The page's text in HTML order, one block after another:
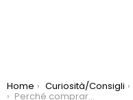
You are here:
Home Curiosità/Consigli
Perché comprare un locale commerciale conviene